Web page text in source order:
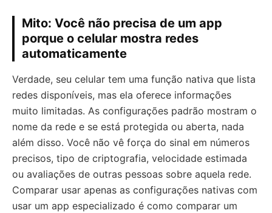
Mito: Você não precisa de um app
porque o celular mostra redes
automaticamente
Verdade, seu celular tem uma função nativa que lista
redes disponíveis, mas ela oferece informações
muito limitadas. As configurações padrão mostram o
nome da rede e se está protegida ou aberta, nada
além disso. Você não vê força do sinal em números
precisos, tipo de criptografia, velocidade estimada
ou avaliações de outras pessoas sobre aquela rede.
Comparar usar apenas as configurações nativas com
usar um app especializado é como comparar um